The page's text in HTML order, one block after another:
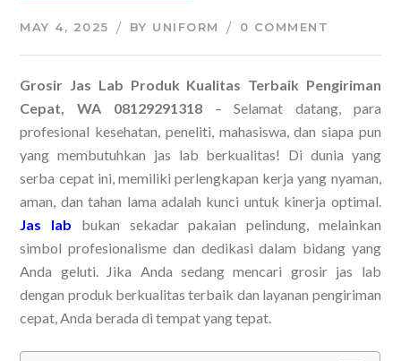
MAY 4, 2025 BY UNIFORM 0 COMMENT
Grosir Jas Lab Produk Kualitas Terbaik Pengiriman
Cepat, WA 08129291318– Selamat datang, para
profesional kesehatan, peneliti, mahasiswa, dan siapa pun
yang membutuhkan jas lab berkualitas! Di dunia yang
serba cepat ini, memiliki perlengkapan kerja yang nyaman,
aman, dan tahan lama adalah kunci untuk kinerja optimal.
Jas lab bukan sekadar pakaian pelindung, melainkan
simbol profesionalisme dan dedikasi dalam bidang yang
Anda geluti. Jika Anda sedang mencari grosir jas lab
dengan produk berkualitas terbaik dan layanan pengiriman
cepat, Anda berada di tempat yang tepat.